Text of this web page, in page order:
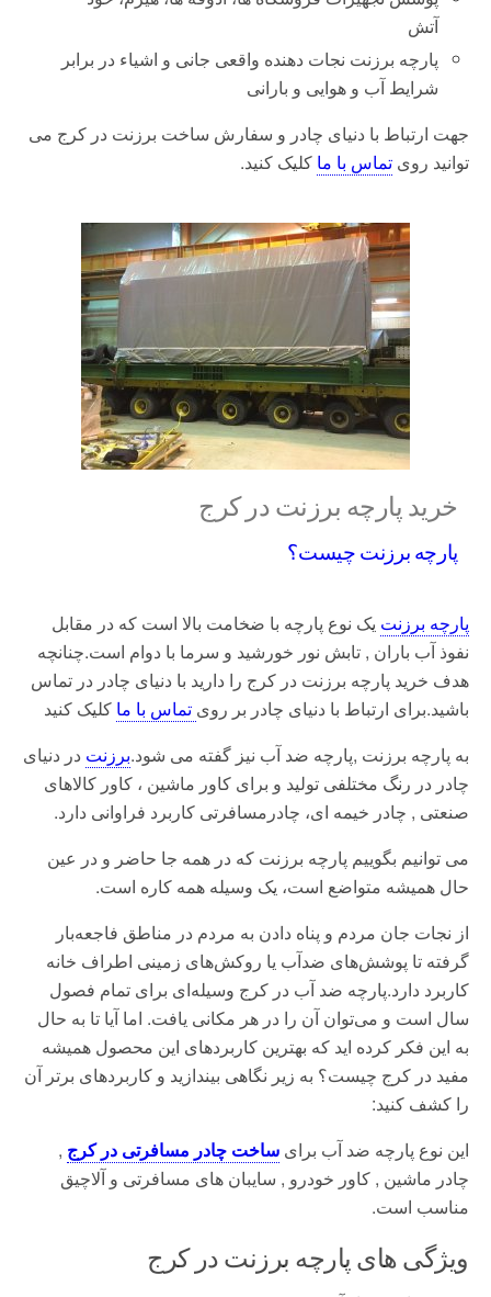
آتش
پارچه برزنت نجات دهنده واقعی جانی و اشیاء در برابر
شرایط آب و هوایی و بارانی
جهت ارتباط با دنیای چادر و سفارش ساخت برزنت در کرج می
توانید روی تماس با ما کلیک کنید.
خرید پارچه برزنت در کرج
پارچه برزنت چیست؟
پارچه برزنت یک نوع پارچه با ضخامت بالا است که در مقابل
نفوذ آب باران , تابش نور خورشید و سرما با دوام است.چنانچه
هدف خرید پارچه برزنت در کرج را دارید با دنیای چادر در تماس
باشید.برای ارتباط با دنیای چادر بر روی تماس با ما کلیک کنید
به پارچه برزنت ,پارچه ضد آب نیز گفته می شود.برزنت در دنیای
چادر در رنگ مختلفی تولید و برای کاور ماشین ، کاور کالاهای
صنعتی , چادر خیمه ای، چادرمسافرتی کاربرد فراوانی دارد.
می توانیم بگوییم پارچه برزنت که در همه جا حاضر و در عین
حال همیشه متواضع است، یک وسیله همه کاره است.
از نجات جان مردم و پناه دادن به مردم در مناطق فاجعه‌بار
گرفته تا پوشش‌های ضدآب یا روکش‌های زمینی اطراف خانه
کاربرد دارد.پارچه ضد آب در کرج وسیله‌ای برای تمام فصول
سال است و می‌توان آن را در هر مکانی یافت. اما آیا تا به حال
به این فکر کرده اید که بهترین کاربردهای این محصول همیشه
مفید در کرج چیست؟ به زیر نگاهی بیندازید و کاربردهای برتر آن
را کشف کنید:
این نوع پارچه ضد آب برای ساخت چادر مسافرتی در کرج ,
چادر ماشین , کاور خودرو , سایبان های مسافرتی و آلاچیق
مناسب است.
ویژگی های پارچه برزنت در کرج